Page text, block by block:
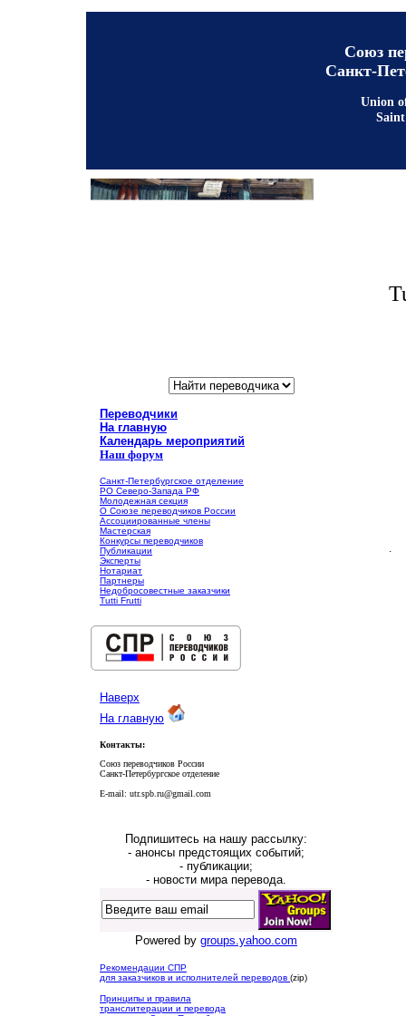
Союз
Санкт-
Union
Переводчики
На главную
Календарь мероприятий
Наш форум
Санкт-Петербургское отделение
РО Северо-Запада РФ
Молодежная секция
О Союзе переводчиков России
Ассоциированные члены
Мастерская
Конкурсы переводчиков
Публикации
Эксперты
Нотариат
Партнеры
Недобросовестные заказчики
Tutti Frutti
Наверх
На главную
Контакты:
Союз переводчиков России
Санкт-Петербургское отделение
E-mail: utr.spb.ru@gmail.com
Подпишитесь на нашу рассылку:
- анонсы предстоящих событий;
- публикации;
- новости мира перевода.
Powered by groups.yahoo.com
Рекомендации СПР
для заказчиков и исполнителей переводов (zip)
Принципы и правила
транслитерации и перевода
.